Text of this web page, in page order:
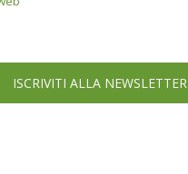
ISCRIVITI ALLA NEWSLETTER